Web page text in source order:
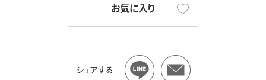
お気に入り
シェアする